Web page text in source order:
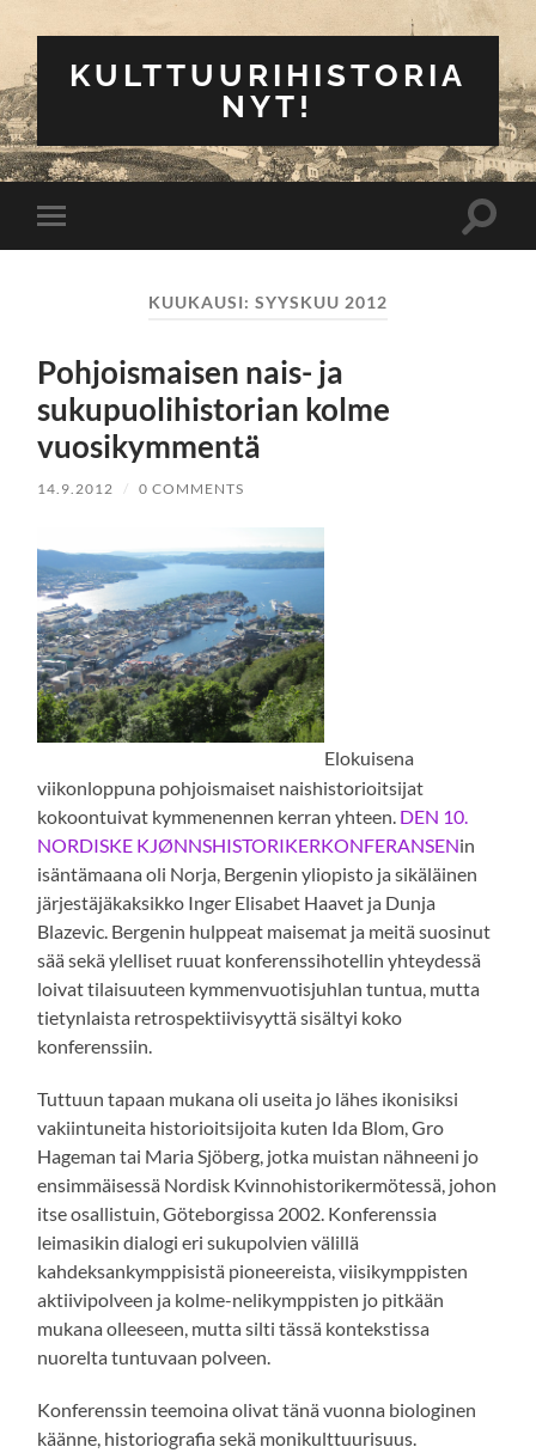
KULTTUURIHISTORIA
NYT!
Toggle
mobile
Toggle
KUUKAUSI: SYYSKUU 2012
Pohjoismaisen nais- ja
sukupuolihistorian kolme
vuosikymmentä
14.9.2012 / 0 COMMENTS
Elokuisena
viikonloppuna pohjoismaiset naishistorioitsijat
kokoontuivat kymmenennen kerran yhteen. DEN 10.
NORDISKE KJØNNSHISTORIKERKONFERANSENin
isäntämaana oli Norja, Bergenin yliopisto ja sikäläinen
järjestäjäkaksikko Inger Elisabet Haavet ja Dunja
Blazevic. Bergenin hulppeat maisemat ja meitä suosinut
sää sekä ylelliset ruuat konferenssihotellin yhteydessä
loivat tilaisuuteen kymmenvuotisjuhlan tuntua, mutta
tietynlaista retrospektiivisyyttä sisältyi koko
konferenssiin.
Tuttuun tapaan mukana oli useita jo lähes ikonisiksi
vakiintuneita historioitsijoita kuten Ida Blom, Gro
Hageman tai Maria Sjöberg, jotka muistan nähneeni jo
ensimmäisessä Nordisk Kvinnohistorikermötessä, johon
itse osallistuin, Göteborgissa 2002. Konferenssia
leimasikin dialogi eri sukupolvien välillä
kahdeksankymppisistä pioneereista, viisikymppisten
aktiivipolveen ja kolme-nelikymppisten jo pitkään
mukana olleeseen, mutta silti tässä kontekstissa
nuorelta tuntuvaan polveen.
Konferenssin teemoina olivat tänä vuonna biologinen
käänne, historiografia sekä monikulttuurisuus.